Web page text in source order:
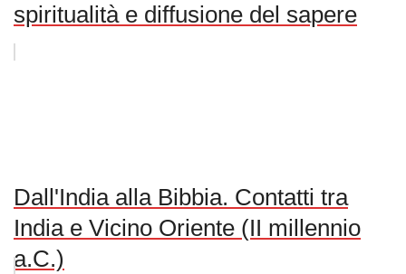
spiritualità e diffusione del sapere
Dall'India alla Bibbia. Contatti tra
India e Vicino Oriente (II millennio
a.C.)